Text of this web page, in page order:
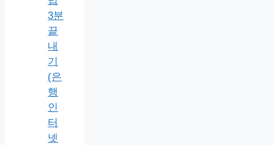
3분
끝
내
기
(은
행
인
터
넷